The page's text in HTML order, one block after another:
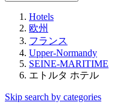
Hotels
欧州
フランス
Upper-Normandy
SEINE-MARITIME
エトルタ ホテル
Skip search by categories